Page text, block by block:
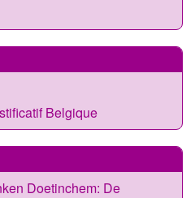
Belgique
Doetinchem: De